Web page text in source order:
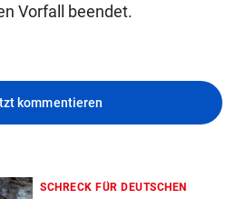
Vorfall beendet.
kommentieren
SCHRECK FÜR DEUTSCHEN